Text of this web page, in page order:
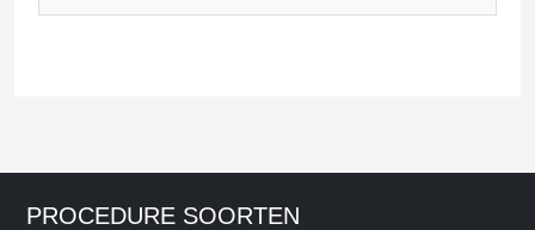
PROCEDURE SOORTEN